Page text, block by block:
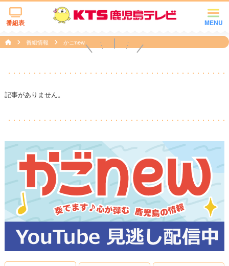
MENU
番組表
番組情報 かごnew
記事がありません。